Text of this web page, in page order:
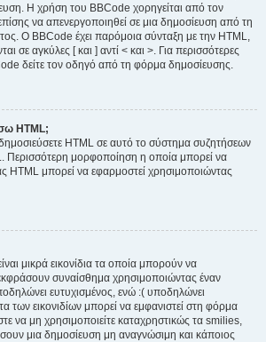
Η χρήση του BBCode χορηγείται από τον
να απενεργοποιηθεί σε μια δημοσίευση από τη
Ο BBCode έχει παρόμοια σύνταξη με την HTML,
σε αγκύλες [ και ] αντί < και >. Για περισσότερες
δείτε τον οδηγό από τη φόρμα δημοσίευσης.
HTML;
HTML σε αυτό το σύστημα συζητήσεων
Περισσότερη μορφοποίηση η οποία μπορεί να
HTML μπορεί να εφαρμοστεί χρησιμοποιώντας
μικρά εικονίδια τα οποία μπορούν να
συναίσθημα χρησιμοποιώντας έναν
ευτυχισμένος, ενώ :( υποδηλώνει
των εικονιδίων μπορεί να εμφανιστεί στη φόρμα
να μη χρησιμοποιείτε καταχρηστικώς τα smilies,
μια δημοσίευση μη αναγνώσιμη και κάποιος